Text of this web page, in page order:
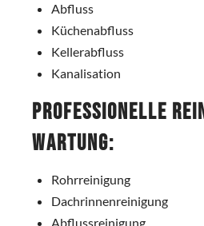
Abfluss
Küchenabfluss
Kellerabfluss
Kanalisation
Professionelle
Wartung:
Rohrreinigung
Dachrinnenreinigung
Abflussreinigung